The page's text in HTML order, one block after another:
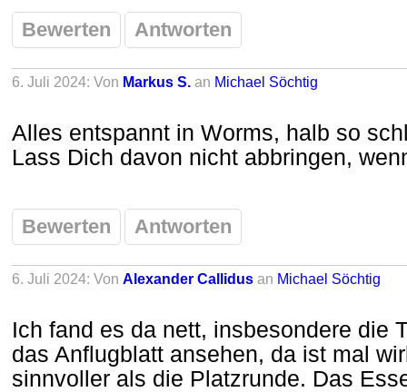
Bewerten Antworten
6. Juli 2024: Von Markus S. an Michael Söchtig
Alles entspannt in Worms, halb so
Lass Dich davon nicht abbringen,
Bewerten Antworten
6. Juli 2024: Von Alexander Callidus an Michael Söchtig
Ich fand es da nett, insbesondere die
das Anflugblatt ansehen, da ist mal
sinnvoller als die Platzrunde. Das